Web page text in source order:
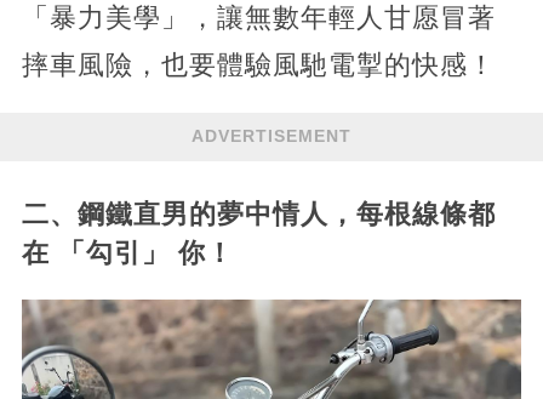
「暴力美學」，讓無數年輕人甘愿冒著
摔車風險，也要體驗風馳電掣的快感！
ADVERTISEMENT
二、鋼鐵直男的夢中情人，每根線條都
在 「勾引」 你！